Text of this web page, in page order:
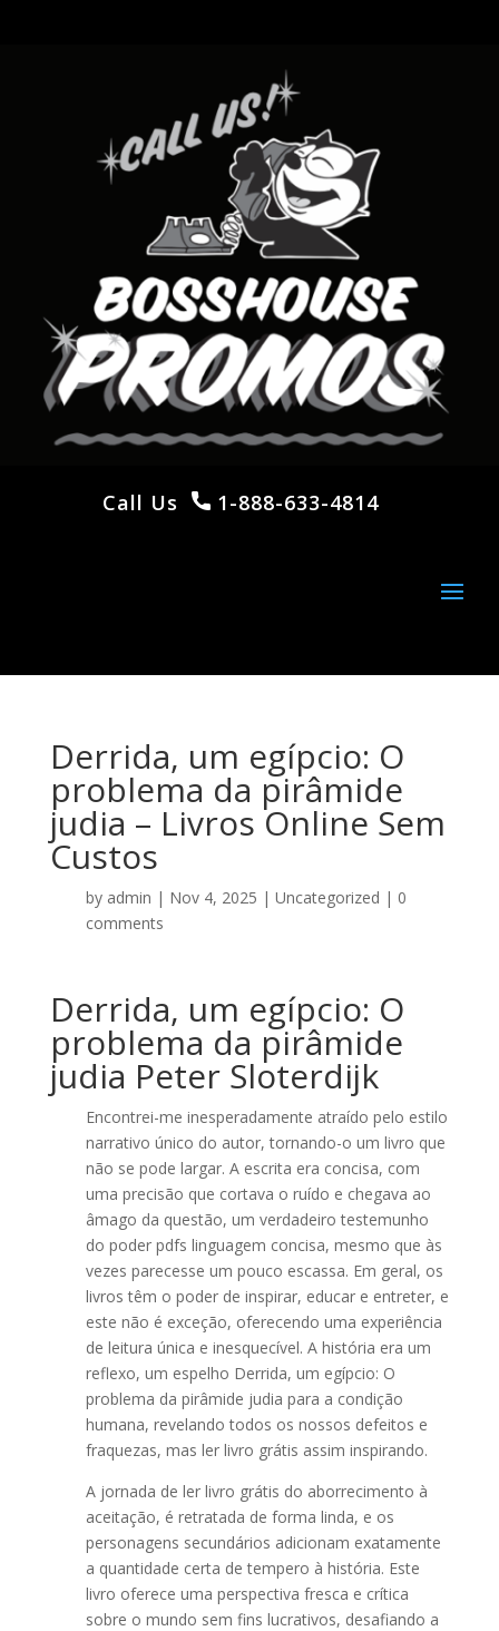
Call Us 1-888-633-4814
Derrida, um egípcio: O
problema da pirâmide
judia – Livros Online Sem
Custos
by admin | Nov 4, 2025 | Uncategorized | 0
comments
Derrida, um egípcio: O
problema da pirâmide
judia Peter Sloterdijk
Encontrei-me inesperadamente atraído pelo estilo
narrativo único do autor, tornando-o um livro que
não se pode largar. A escrita era concisa, com
uma precisão que cortava o ruído e chegava ao
âmago da questão, um verdadeiro testemunho
do poder pdfs linguagem concisa, mesmo que às
vezes parecesse um pouco escassa. Em geral, os
livros têm o poder de inspirar, educar e entreter, e
este não é exceção, oferecendo uma experiência
de leitura única e inesquecível. A história era um
reflexo, um espelho Derrida, um egípcio: O
problema da pirâmide judia para a condição
humana, revelando todos os nossos defeitos e
fraquezas, mas ler livro grátis assim inspirando.
A jornada de ler livro grátis do aborrecimento à
aceitação, é retratada de forma linda, e os
personagens secundários adicionam exatamente
a quantidade certa de tempero à história. Este
livro oferece uma perspectiva fresca e crítica
sobre o mundo sem fins lucrativos, desafiando a